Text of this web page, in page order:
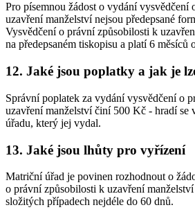
Pro písemnou žádost o vydání vysvědčení
uzavření manželství nejsou předepsané
Vysvědčení o právní způsobilosti k
na předepsaném tiskopisu a platí 6 měsíců
12. Jaké jsou poplatky a jak je
Správní poplatek za vydání vysvědčení o
uzavření manželství činí 500 Kč - hradí se
úřadu, který jej vydal.
13. Jaké jsou lhůty pro vyřízení
Matriční úřad je povinen rozhodnout o
o právní způsobilosti k uzavření
složitých případech nejdéle do 60 dnů.